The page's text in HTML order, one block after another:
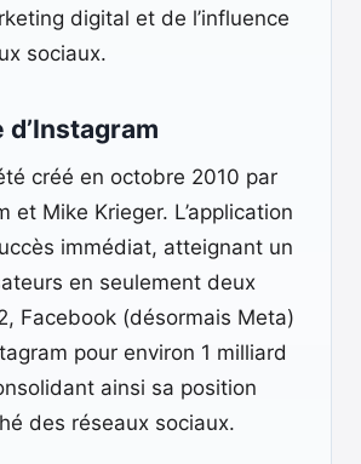
digital et de l’influence
sociaux.
créé en octobre 2010 par
et Mike Krieger. L’application
immédiat, atteignant un
en seulement deux
Facebook (désormais Meta)
pour environ 1 milliard
ainsi sa position
des réseaux sociaux.